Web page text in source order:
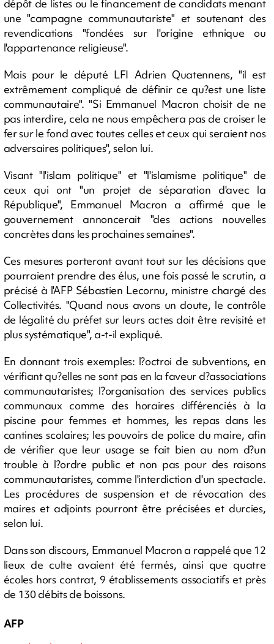
dépôt de listes ou le financement de candidats menant
une "campagne communautariste" et soutenant des
revendications "fondées sur l'origine ethnique ou
l'appartenance religieuse".
Mais pour le député LFI Adrien Quatennens, "il est
extrêmement compliqué de définir ce qu?est une liste
communautaire". "Si Emmanuel Macron choisit de ne
pas interdire, cela ne nous empêchera pas de croiser le
fer sur le fond avec toutes celles et ceux qui seraient nos
adversaires politiques", selon lui.
Visant "l'islam politique" et "l'islamisme politique" de
ceux qui ont "un projet de séparation d'avec la
République", Emmanuel Macron a affirmé que le
gouvernement annoncerait "des actions nouvelles
concrètes dans les prochaines semaines".
Ces mesures porteront avant tout sur les décisions que
pourraient prendre des élus, une fois passé le scrutin, a
précisé à l'AFP Sébastien Lecornu, ministre chargé des
Collectivités. "Quand nous avons un doute, le contrôle
de légalité du préfet sur leurs actes doit être revisité et
plus systématique", a-t-il expliqué.
En donnant trois exemples: l?octroi de subventions, en
vérifiant qu?elles ne sont pas en la faveur d?associations
communautaristes; l?organisation des services publics
communaux comme des horaires différenciés à la
piscine pour femmes et hommes, les repas dans les
cantines scolaires; les pouvoirs de police du maire, afin
de vérifier que leur usage se fait bien au nom d?un
trouble à l?ordre public et non pas pour des raisons
communautaristes, comme l'interdiction d'un spectacle.
Les procédures de suspension et de révocation des
maires et adjoints pourront être précisées et durcies,
selon lui.
Dans son discours, Emmanuel Macron a rappelé que 12
lieux de culte avaient été fermés, ainsi que quatre
écoles hors contrat, 9 établissements associatifs et près
de 130 débits de boissons.
AFP